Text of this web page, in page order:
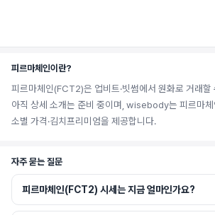
피르마체인이란?
피르마체인(FCT2)은 업비트·빗썸에서 원화로 거래할
아직 상세 소개는 준비 중이며, wisebody는 피르마
소별 가격·김치프리미엄을 제공합니다.
자주 묻는 질문
피르마체인(FCT2) 시세는 지금 얼마인가요?